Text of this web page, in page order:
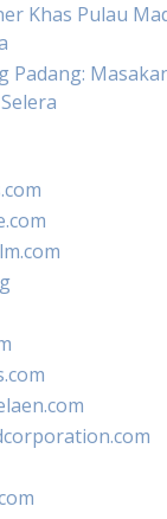
Khas Pulau
Padang: